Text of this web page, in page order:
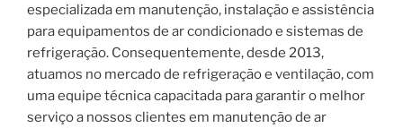
especializada em manutenção, instalação e assistência
para equipamentos de ar condicionado e sistemas de
refrigeração. Consequentemente, desde 2013,
atuamos no mercado de refrigeração e ventilação, com
uma equipe técnica capacitada para garantir o melhor
serviço a nossos clientes em manutenção de ar